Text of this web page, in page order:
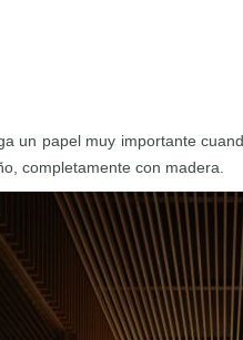
un papel muy importante
completamente con madera.